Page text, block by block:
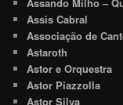
Assando Milho –
Assis Cabral
Associação de
Astaroth
Astor e Orquestra
Astor Piazzolla
Astor Silva